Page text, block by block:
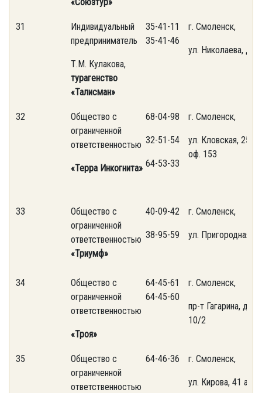
31
Индивидуальный
предприниматель
Т.М. Кулакова,
турагенство
«Талисман»
35-41-11
35-41-46
г. Смоленск,
ул. Николаева, д.34
32
Общество с
ограниченной
ответственностью
«Терра Инкогнита»
68-04-98
32-51-54
64-53-33
г. Смоленск,
ул. Кловская, 25,
оф. 153
33
Общество с
ограниченной
ответственностью
«Триумф»
40-09-42
38-95-59
г. Смоленск,
ул. Пригородная, 1
34
Общество с
ограниченной
ответственностью
«Троя»
64-45-61
64-45-60
г. Смоленск,
пр-т Гагарина, д.
10/2
35
Общество с
ограниченной
ответственностью
64-46-36 г. Смоленск,
ул. Кирова, 41 а